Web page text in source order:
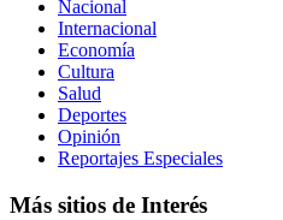
Nacional
Internacional
Economía
Cultura
Salud
Deportes
Opinión
Reportajes Especiales
Más sitios de Interés